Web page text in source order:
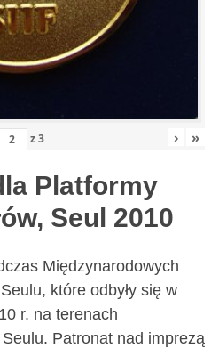
z3 › »
Platformy
Seul 2010
Międzynarodowych
które odbyły się w
r. na terenach
Patronat nad imprezą